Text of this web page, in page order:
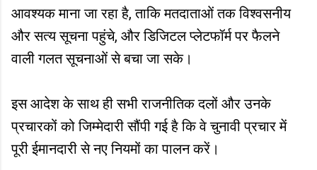
आवश्यक माना जा रहा है, ताकि मतदाताओं तक विश्वसनीय
और सत्य सूचना पहुंचे, और डिजिटल प्लेटफॉर्म पर फैलने
वाली गलत सूचनाओं से बचा जा सके।
इस आदेश के साथ ही सभी राजनीतिक दलों और उनके
प्रचारकों को जिम्मेदारी सौंपी गई है कि वे चुनावी प्रचार में
पूरी ईमानदारी से नए नियमों का पालन करें।